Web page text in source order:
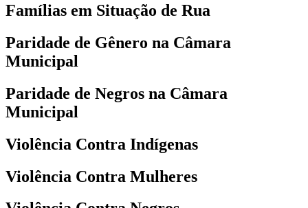
Famílias em Situação de Rua
Paridade de Gênero na Câmara
Municipal
Paridade de Negros na Câmara
Municipal
Violência Contra Indígenas
Violência Contra Mulheres